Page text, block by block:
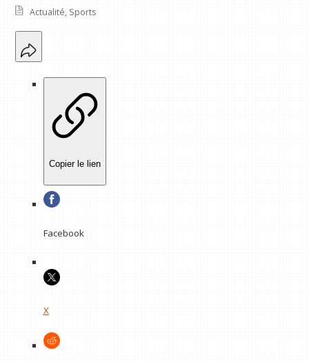
Actualité, Sports
Copier le lien
Facebook
X